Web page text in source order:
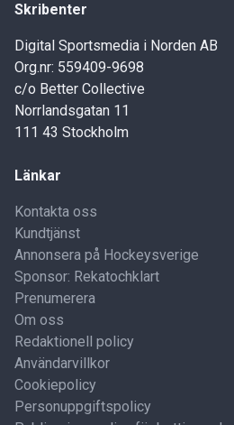
Skribenter
Digital Sportsmedia i Norden AB
Org.nr: 559409-9698
c/o Better Collective
Norrlandsgatan 11
111 43 Stockholm
Länkar
Kontakta oss
Kundtjänst
Annonsera på Hockeysverige
Sponsor: Rekatochklart
Prenumerera
Om oss
Redaktionell policy
Användarvillkor
Cookiepolicy
Personuppgiftspolicy